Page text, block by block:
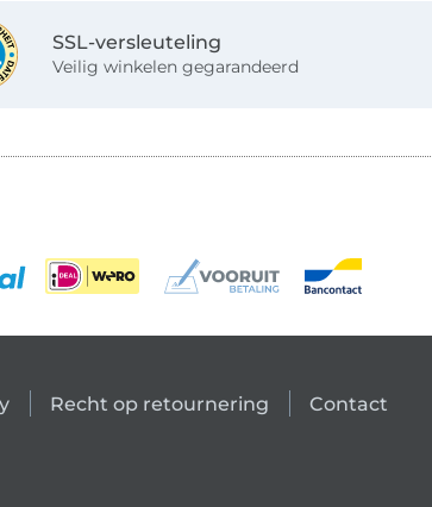
SSL-versleuteling
Veilig winkelen gegarandeerd
Recht op retournering Contact